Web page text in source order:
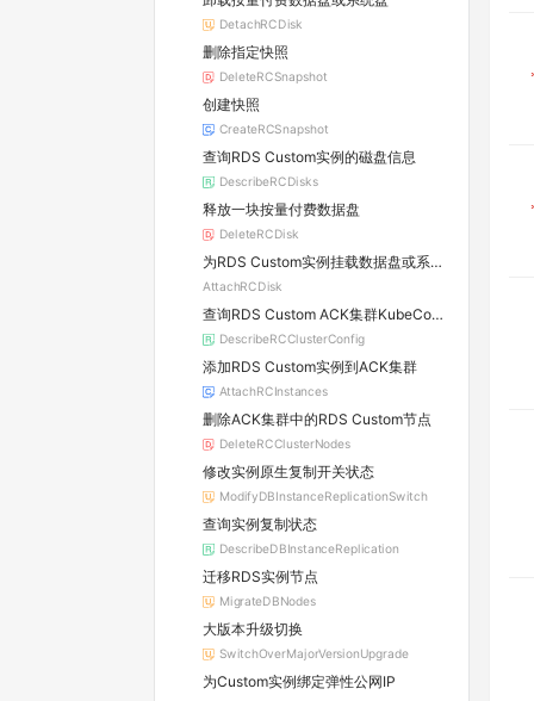
DetachRCDisk
删除指定快照
DeleteRCSnapshot
创建快照
CreateRCSnapshot
查询RDS Custom实例的磁盘信息
DescribeRCDisks
释放一块按量付费数据盘
DeleteRCDisk
为RDS Custom实例挂载数据盘或系统盘
AttachRCDisk
查询RDS Custom ACK集群KubeConfig
DescribeRCClusterConfig
添加RDS Custom实例到ACK集群
AttachRCInstances
删除ACK集群中的RDS Custom节点
DeleteRCClusterNodes
修改实例原生复制开关状态
ModifyDBInstanceReplicationSwitch
查询实例复制状态
DescribeDBInstanceReplication
迁移RDS实例节点
MigrateDBNodes
大版本升级切换
SwitchOverMajorVersionUpgrade
为Custom实例绑定弹性公网IP